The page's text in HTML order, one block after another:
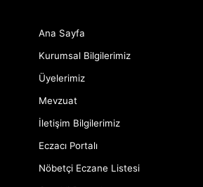
Ana Sayfa
Kurumsal Bilgilerimiz
Üyelerimiz
Mevzuat
İletişim Bilgilerimiz
Eczacı Portalı
Nöbetçi Eczane Listesi